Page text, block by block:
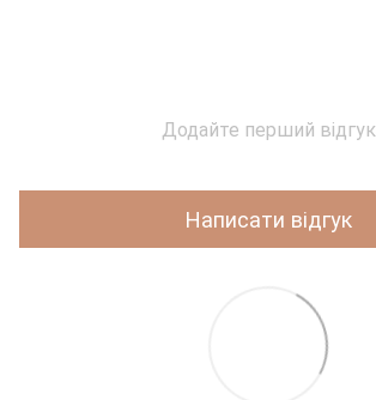
Додайте перший відгук
Написати відгук